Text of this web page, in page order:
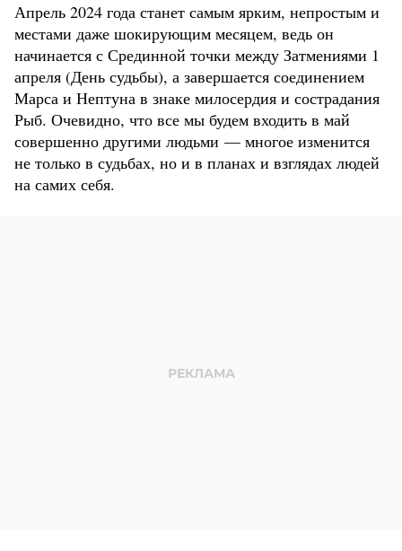
Апрель 2024 года станет самым ярким, непростым и
местами даже шокирующим месяцем, ведь он
начинается с Срединной точки между Затмениями 1
апреля (День судьбы), а завершается соединением
Марса и Нептуна в знаке милосердия и сострадания
Рыб. Очевидно, что все мы будем входить в май
совершенно другими людьми — многое изменится
не только в судьбах, но и в планах и взглядах людей
на самих себя.